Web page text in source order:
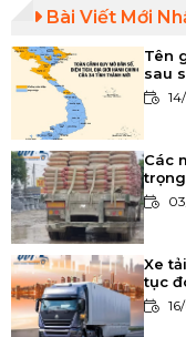
Bài Viết Mới
Tên
sau
Các
trọng
Xe
tục